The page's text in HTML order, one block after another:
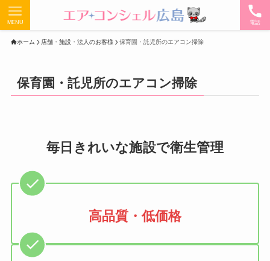
電話
MENU
ホーム 店舗・施設・法人のお客様 保育園・託児所のエアコン掃除
保育園・託児所のエアコン掃除
毎日きれいな施設で衛生管理
高品質・低価格